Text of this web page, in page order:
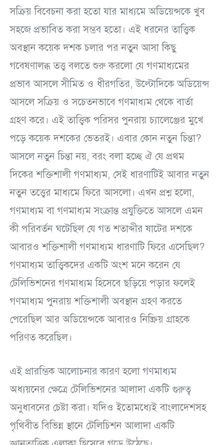
সক্রিয় বিবেচনা করা হতো যার মাধ্যমে অডিয়েন্সকে খুব
সহজে প্রভাবিত করা সম্ভব হতো। এই ধরনের তাত্ত্বিক
অবস্থান কয়েক দশক চলার পর নতুন আসা কিছু
গবেষণালব্ধ তত্ত্ব বলতে শুরু করলো যে গণমাধ্যমের
প্রভাব আসলে সীমিত ও ধীরগতির, উল্টোদিকে অডিয়েন্স
আসলে সক্রিয় ও সচেতনভাবে গণমাধ্যম থেকে বার্তা
গ্রহণ করে। এই তাত্ত্বিক পরিসর পুনরায় চ্যালেঞ্জের মুখে
পড়ে কয়েক দশকের ভেতরই। এবার কোন নতুন চিন্তা?
আসলে নতুন চিন্তা নয়, বরং বলা হচ্ছে ঐ যে প্রথম
দিকের শক্তিশালী গণমাধ্যম, সেই ধারণাটিই আবার নতুন
নতুন তত্ত্বের মাধ্যমে ফিরে আসলো। এখন প্রশ্ন হলো,
গণমাধ্যম বা গণমাধ্যম সংক্রান্ত প্রযুক্তিতে আসলে এমন
কী পরিবর্তন ঘটেছিল যে গত শতাব্দীর ষাটের দশকে
আবারও শক্তিশালী গণমাধ্যম ধারণাটি ফিরে এসেছিল?
গণমাধ্যম তাত্ত্বিকদের একটি অংশ মনে করেন যে
টেলিভিশনের গণমাধ্যম হিসেবে ছড়িয়ে পড়ার ফলেই
গণমাধ্যম পুনরায় শক্তিশালী অবস্থান গ্রহণ করতে
পেরেছিল আর অডিয়েন্সকে আবারও নিষ্ক্রিয় গ্রাহকে
পরিণত করেছিল।
এই প্রারম্ভিক আলোচনার কারণ হলো গণমাধ্যম
অধ্যয়নের ক্ষেত্রে টেলিভিশনের আলাদা একটি গুরুত্ব
অনুধাবনের চেষ্টা করা। যদিও ইতোমধ্যেই বাংলাদেশসহ
পৃথিবীত বিভিন্ন স্থানে টেলিচিশন আলাদা একটি